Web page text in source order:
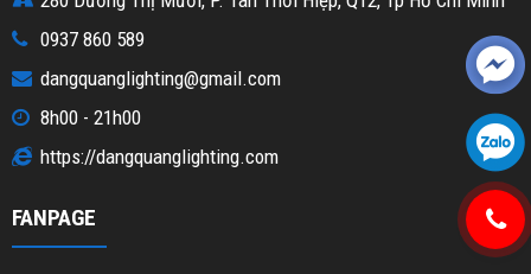
0937 860 589
dangquanglighting@gmail.com
8h00 - 21h00
https://dangquanglighting.com
FANPAGE